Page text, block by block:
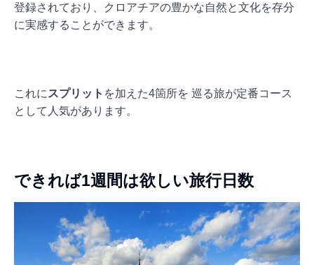
登録されており、クロアチアの豊かな自然と文化を存分
に実感することができます。
これに スプリット を加えた4箇所を 巡る旅が定番コース
として人気があります。
できれば1週間は欲しい旅行日数